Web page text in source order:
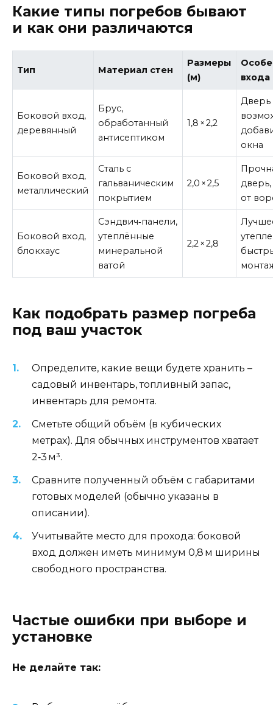
Какие типы погребов бывают
и как они различаются
Тип Материал стен
Размеры
(м)
входа
Боковой вход,
деревянный
Брус,
обработанный
антисептиком
1,8 × 2,2
Дверь
окна
Боковой вход,
металлический
Сталь с
гальваническим
покрытием
2,0 × 2,5
от
Боковой вход,
блокхаус
Сэндвич‑панели,
утеплённые
минеральной
ватой
2,2 × 2,8
Как подобрать размер погреба
под ваш участок
Определите, какие вещи будете хранить –
садовый инвентарь, топливный запас,
инвентарь для ремонта.
Сметьте общий объём (в кубических
метрах). Для обычных инструментов хватает
2‑3 м³.
Сравните полученный объём с габаритами
готовых моделей (обычно указаны в
описании).
Учитывайте место для прохода: боковой
вход должен иметь минимум 0,8 м ширины
свободного пространства.
Частые ошибки при выборе и
установке
Не делайте так: